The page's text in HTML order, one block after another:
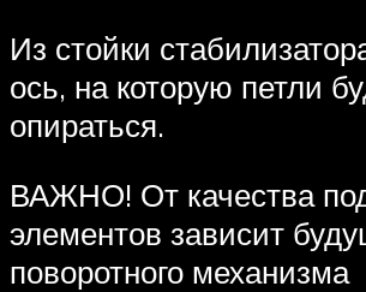
Из стойки
ось, на которую петли
опираться.
ВАЖНО! От качества
элементов зависит
поворотного механизма